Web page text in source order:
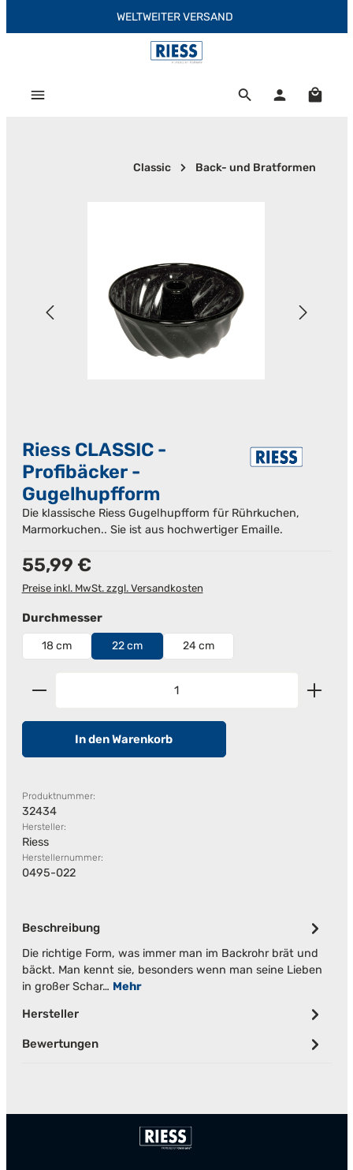
Zum Hauptinhalt springenWELTWEITER VERSAND
Classic Back- und Bratformen
Riess CLASSIC -
Profibäcker -
Gugelhupfform
Die klassische Riess Gugelhupfform für Rührkuchen,
Marmorkuchen.. Sie ist aus hochwertiger Emaille.
Regulärer Preis:
55,99 €
Preise inkl. MwSt. zzgl. Versandkosten
Durchmesserauswählen
18 cm 22 cm 24 cm
Produkt Anzahl: Gib den gewünschten Wert ein
In den Warenkorb
Produktnummer:
32434
Hersteller:
Riess
Herstellernummer:
0495-022
Beschreibung
Die richtige Form, was immer man im Backrohr brät und
bäckt. Man kennt sie, besonders wenn man seine Lieben
in großer Schar… Mehr
Hersteller
Bewertungen